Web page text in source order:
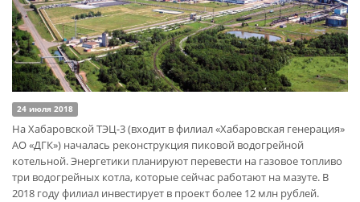
24 июля 2018
На Хабаровской ТЭЦ-3 (входит в филиал «Хабаровская генерация»
АО «ДГК») началась реконструкция пиковой водогрейной
котельной. Энергетики планируют перевести на газовое топливо
три водогрейных котла, которые сейчас работают на мазуте. В
2018 году филиал инвестирует в проект более 12 млн рублей.